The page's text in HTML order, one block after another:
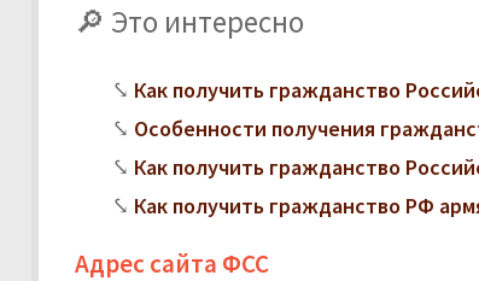
Это интересно
Как получить гражданство
Особенности получения
Как получить гражданство
Как получить гражданство РФ
Адрес сайта ФСС